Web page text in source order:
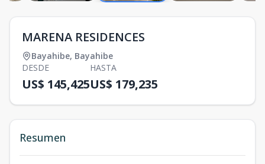
MARENA RESIDENCES
Bayahibe, Bayahibe
DESDE
US$ 145,425
HASTA
US$ 179,235
Resumen